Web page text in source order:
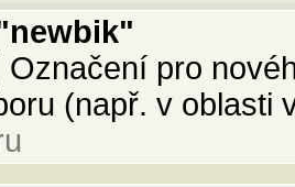
Označení pro
(např. v oblasti